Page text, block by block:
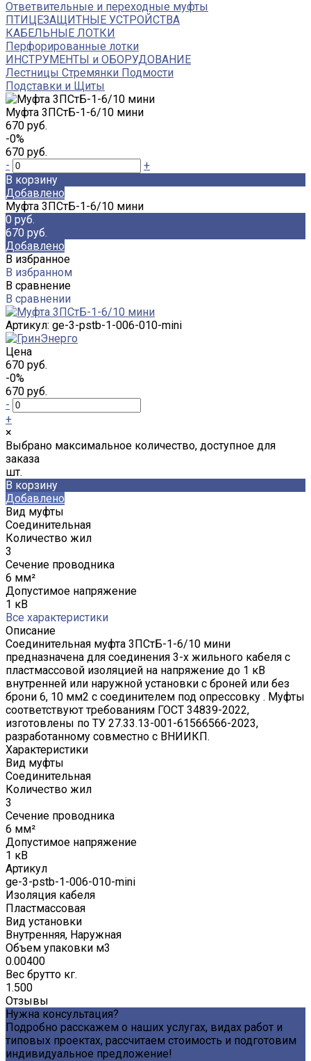
Ответвительные и переходные муфты
ПТИЦЕЗАЩИТНЫЕ УСТРОЙСТВА
КАБЕЛЬНЫЕ ЛОТКИ
Перфорированные лотки
ИНСТРУМЕНТЫ и ОБОРУДОВАНИЕ
Лестницы Стремянки Подмости
Подставки и Щиты
Муфта 3ПСтБ-1-6/10 мини
670 руб.
-0%
670 руб.
-
+
В корзину
Добавлено
Муфта 3ПСтБ-1-6/10 мини
0 руб.
670 руб.
Добавлено
В избранное
В избранном
В сравнение
В сравнении
Артикул: ge-3-pstb-1-006-010-mini
Цена
670 руб.
-0%
670 руб.
-
+
×
Выбрано максимальное количество, доступное для
заказа
шт.
В корзину
Добавлено
Вид муфты
Соединительная
Количество жил
3
Сечение проводника
6 мм²
Допустимое напряжение
1 кВ
Все характеристики
Описание
Соединительная муфта 3ПСтБ-1-6/10 мини
предназначена для соединения 3-х жильного кабеля с
пластмассовой изоляцией на напряжение до 1 кВ
внутренней или наружной установки с броней или без
брони 6, 10 мм2 с соединителем под опрессовку . Муфты
соответствуют требованиям ГОСТ 34839-2022,
изготовлены по ТУ 27.33.13-001-61566566-2023,
разработанному совместно с ВНИИКП.
Характеристики
Вид муфты
Соединительная
Количество жил
3
Сечение проводника
6 мм²
Допустимое напряжение
1 кВ
Артикул
ge-3-pstb-1-006-010-mini
Изоляция кабеля
Пластмассовая
Вид установки
Внутренняя, Наружная
Объем упаковки м3
0.00400
Вес брутто кг.
1.500
Отзывы
Нужна консультация?
Подробно расскажем о наших услугах, видах работ и
типовых проектах, рассчитаем стоимость и подготовим
индивидуальное предложение!